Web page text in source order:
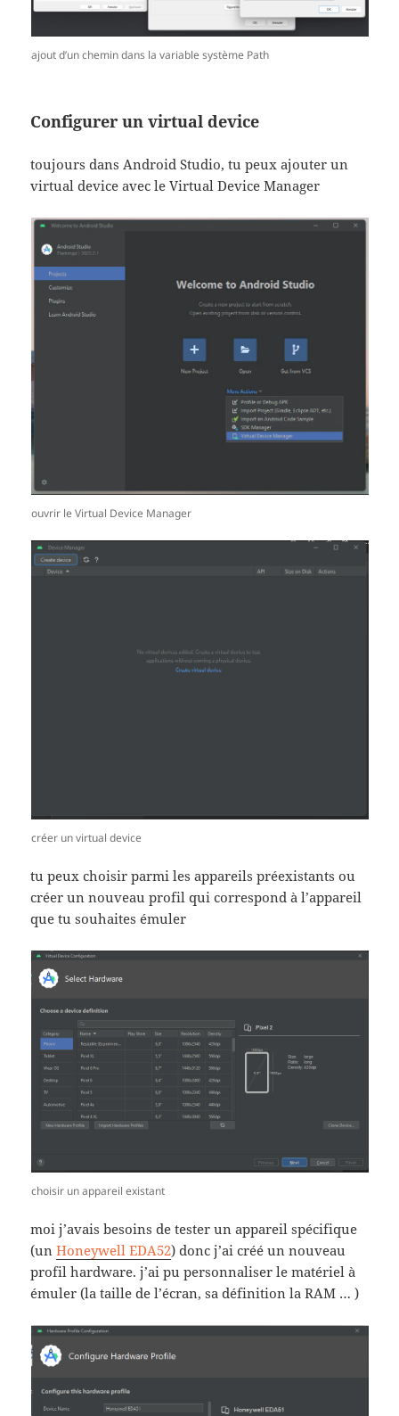
ajout d’un chemin dans la variable système Path
Configurer un virtual device
toujours dans Android Studio, tu peux ajouter un
virtual device avec le Virtual Device Manager
ouvrir le Virtual Device Manager
créer un virtual device
tu peux choisir parmi les appareils préexistants ou
créer un nouveau profil qui correspond à l’appareil
que tu souhaites émuler
choisir un appareil existant
moi j’avais besoins de tester un appareil spécifique
(unHoneywell EDA52) donc j’ai créé un nouveau
profil hardware. j’ai pu personnaliser le matériel à
émuler (la taille de l’écran, sa définition la RAM … )